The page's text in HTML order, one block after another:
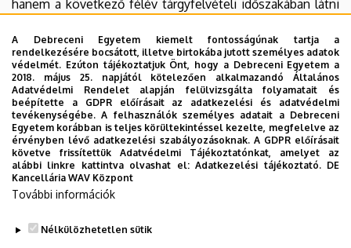
hanem a következő félév tárgyfelvételi időszakában látni
Ha a hallgató nem szerezte meg a szükséges
krediteket, akkor arról külön értesítést nem kap, és a
következő félév tárgyfelvételi időszakában nem fogja látni
az általa választott szakirány szerinti tárgyakat. Ebben az
esetben a következő félévben újra be kell nyújtania
szakirányválasztási kérelmét.
Felhívjuk a hallgató figyelmét, hogy amennyiben a
szükséges krediteket megszerezte, de mégsem látja
úgy elsősorban a szakja szerinti kar Tanulmányi
A Debreceni Egyetem kiemelt fontosságúnak tartja a
rendelkezésére bocsátott, illetve birtokába jutott személyes adatok
védelmét. Ezúton tájékoztatjuk Önt, hogy a Debreceni Egyetem a
2018. május 25. napjától kötelezően alkalmazandó Általános
Adatvédelmi Rendelet alapján felülvizsgálta folyamatait és
beépítette a GDPR előírásait az adatkezelési és adatvédelmi
tevékenységébe. A felhasználók személyes adatait a Debreceni
Egyetem korábban is teljes körültekintéssel kezelte, megfelelve az
érvényben lévő adatkezelési szabályozásoknak. A GDPR előírásait
követve frissítettük Adatvédelmi Tájékoztatónkat, amelyet az
alábbi linkre kattintva olvashat el:Adatkezelési tájékoztató. DE
Kancellária WAV Központ
További információk
Nélkülözhetetlen sütik